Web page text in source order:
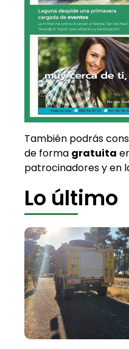
También podrás
de forma gratuita
patrocinadores y en
Lo último